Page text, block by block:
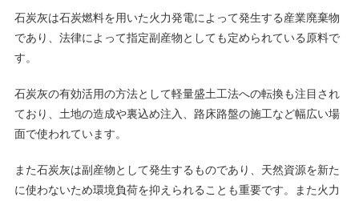
石炭灰は石炭燃料を用いた火力発電によって発生する産業廃棄物
であり、法律によって指定副産物としても定められている原料で
す。
石炭灰の有効活用の方法として軽量盛土工法への転換も注目され
ており、土地の造成や裏込め注入、路床路盤の施工など幅広い場
面で使われています。
また石炭灰は副産物として発生するものであり、天然資源を新た
に使わないため環境負荷を抑えられることも重要です。また火力